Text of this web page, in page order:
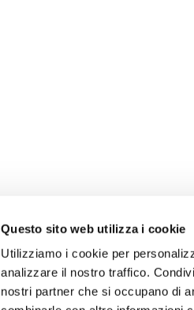
Questo sito web utilizza i cookie
Utilizziamo i cookie per
analizzare il nostro traffico.
nostri partner che si occupano di